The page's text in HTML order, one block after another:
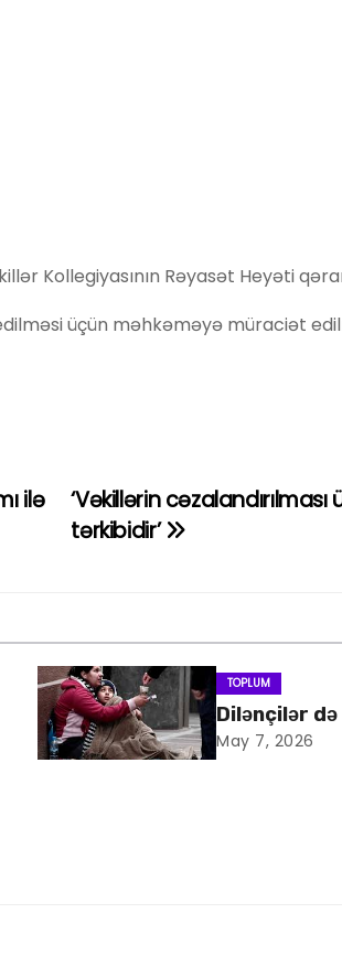
Kollegiyasının Rəyasət Heyəti
üçün məhkəməyə müraciət
‘Vəkillərin
tərkibidir’
ilə
TOPLUM
Dilənçilər
May 7, 2026